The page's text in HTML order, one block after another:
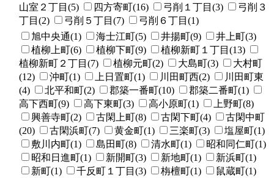
山室２丁目(5)
四方寄町(16) 弓削１丁目(3)
弓削３
丁目(2)
弓削５丁目(7) 弓削６丁目(1)
旭中央通(1) 海士江町(5) 井揚町(9)
井上町(3)
植柳上町(6)
植柳下町(9)
植柳新町１丁目(13)
植柳新町２丁目(7)
植柳元町(2) 大島町(3)
大村町
(12)
沖町(1) 上日置町(1) 川田町西(2)
川田町東
(4)
北平和町(2) 郡築一番町(10)
郡築二番町(1)
高下西町(9)
高下東町(3) 高小原町(1)
上野町(8)
興善寺町(2)
古閑上町(8) 古閑下町(4)
古閑中町
(20)
古閑浜町(7) 黄金町(1) 三楽町(3)
塩屋町(1)
敷川内町(1)
島田町(8) 清水町(1)
昭和同仁町(1)
昭和日進町(1)
新開町(3) 新地町(1)
新浜町(1)
新町(1)
千反町１丁目(3) 栴檀町(1)
鼠蔵町(1)